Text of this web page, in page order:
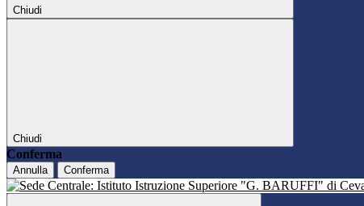
Chiudi
Chiudi
Conferma
Annulla Conferma